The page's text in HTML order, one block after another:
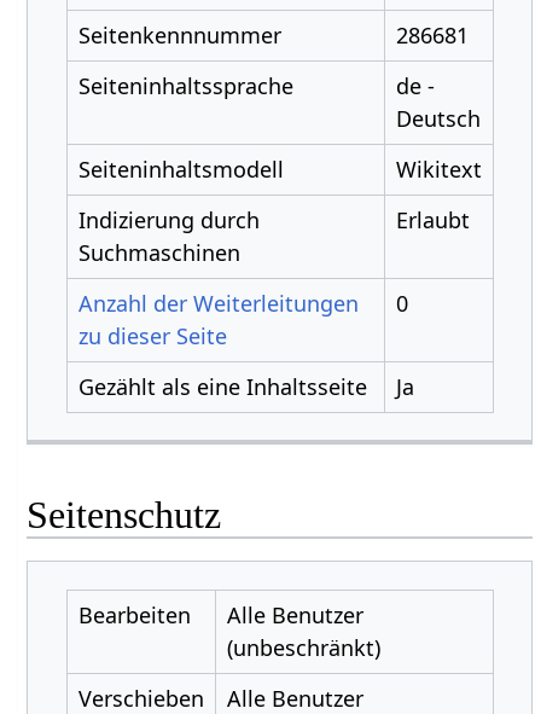
Seitenkennnummer
286681
Seiteninhaltssprache
de -
Deutsch
Seiteninhaltsmodell
Wikitext
Indizierung durch
Suchmaschinen
Erlaubt
Anzahl der Weiterleitungen
zu dieser Seite
0
Gezählt als eine Inhaltsseite Ja
Seitenschutz
Bearbeiten
Alle Benutzer
(unbeschränkt)
Verschieben
Alle Benutzer